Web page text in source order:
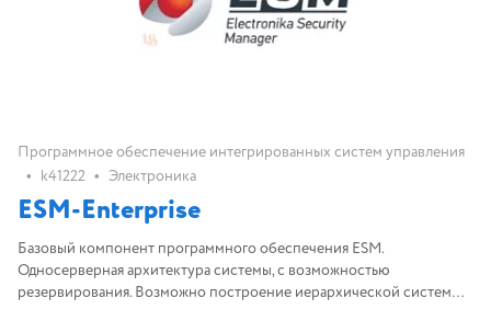
Программное обеспечение интегрированных систем управления
• k41222 • Электроника
ESM-Enterprise
Базовый компонент программного обеспечения ESM.
Односерверная архитектура системы, с возможностью
резервирования. Возможно построение иерархической системы